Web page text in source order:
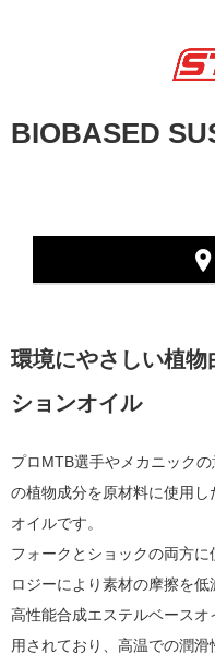
BIOBASED
環境にやさしい植
ションオイル
プロMTB選手やメカニック
の植物成分を原材料に使用
オイルです。
フォークとショックの両方
ロジーにより素材の摩擦を低
高性能合成エステルベース
用されており、高温での潤滑